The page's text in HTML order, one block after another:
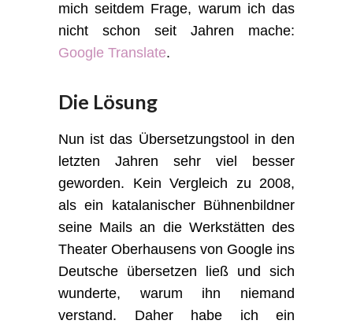
mich seitdem Frage, warum ich das
nicht schon seit Jahren mache:
Google Translate.
Die Lösung
Nun ist das Übersetzungstool in den
letzten Jahren sehr viel besser
geworden. Kein Vergleich zu 2008,
als ein katalanischer Bühnenbildner
seine Mails an die Werkstätten des
Theater Oberhausens von Google ins
Deutsche übersetzen ließ und sich
wunderte, warum ihn niemand
verstand. Daher habe ich ein